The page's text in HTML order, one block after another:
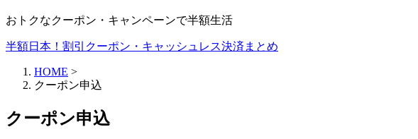
おトクなクーポン・キャンペーンで半額生活
半額日本！割引クーポン・キャッシュレス決済まとめ
HOME >
クーポン申込
クーポン申込